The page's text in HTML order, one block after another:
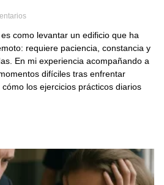
como levantar un edificio que ha
requiere paciencia, constancia y
En mi experiencia acompañando a
difíciles tras enfrentar
los ejercicios prácticos diarios